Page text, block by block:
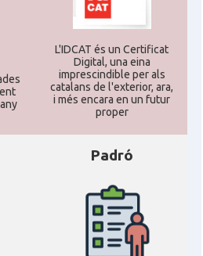
general a Munich
[München]
general a Stuttgart
espanyola a Alemanya
L'IDCAT és un Certificat
Digital, una eina
imprescindible per als
catalans de l'exterior, ara,
i més encara en un futur
proper
Padró